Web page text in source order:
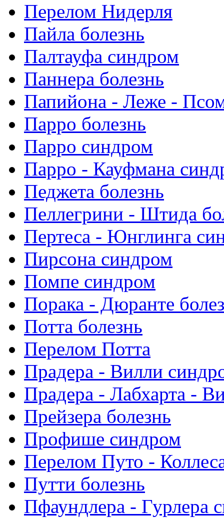
Перелом Нидерля
Пайла болезнь
Палтауфа синдром
Паннера болезнь
Папийона - Леже -
Парро болезнь
Парро синдром
Парро - Кауфмана
Педжета болезнь
Пеллегрини - Штида
Пертеса - Юнглинга
Пирсона синдром
Помпе синдром
Порака - Дюранте
Потта болезнь
Перелом Потта
Прадера - Вилли
Прадера - Лабхарта -
Прейзера болезнь
Профише синдром
Перелом Путо -
Путти болезнь
Пфаундлера - Гурлера